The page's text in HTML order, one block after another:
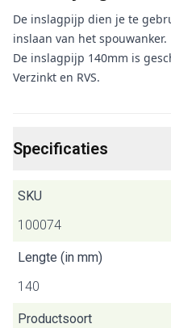
De inslagpijp dien je te
inslaan van het spouwanker.
De inslagpijp 140mm is
Verzinkt en RVS.
Specificaties
SKU
100074
Lengte (in mm)
140
Productsoort